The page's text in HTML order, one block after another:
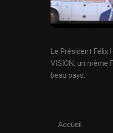
Le Président Félix
VISION, un même
beau pays.
Accueil